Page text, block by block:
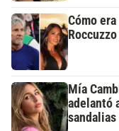
Cómo
Mía
adelantó